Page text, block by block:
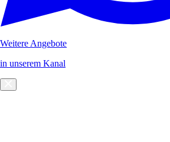
Weitere Angebote
in unserem Kanal